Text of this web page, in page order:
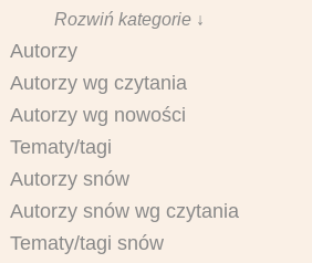
Rozwiń kategorie ↓
Autorzy
Autorzy wg czytania
Autorzy wg nowości
Tematy/tagi
Autorzy snów
Autorzy snów wg czytania
Tematy/tagi snów